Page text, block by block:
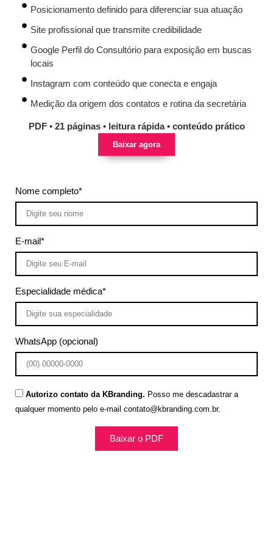
Posicionamento definido para diferenciar sua atuação
Site profissional que transmite credibilidade
Google Perfil do Consultório para exposição em buscas
locais
Instagram com conteúdo que conecta e engaja
Medição da origem dos contatos e rotina da secretária
PDF • 21 páginas • leitura rápida • conteúdo prático
Baixar agora
Nome completo*
E-mail*
Especialidade médica*
WhatsApp (opcional)
Autorizo contato da KBranding. Posso me descadastrar a
qualquer momento pelo e-mail contato@kbranding.com.br.
Baixar o PDF